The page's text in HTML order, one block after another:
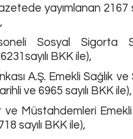
yayımlanan 2167
Sosyal Sigorta
BKK ile),
A.Ş. Emekli Sağlık ve
ve 6965 sayılı BKK ile),
Müstahdemleri Emekli
sayılı BKK ile),